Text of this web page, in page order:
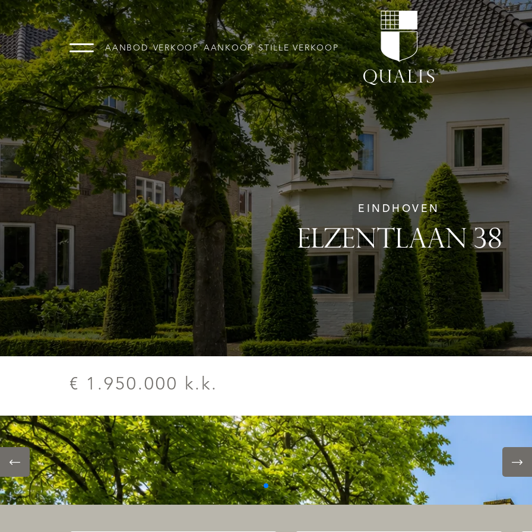
AANBOD VERKOOP AANKOOP STILLE VERKOOP
EINDHOVEN
ELZENTLAAN 38
€ 1.950.000 k.k.